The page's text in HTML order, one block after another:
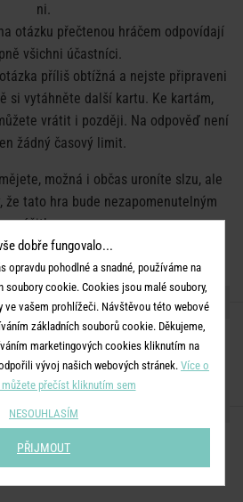
ni.
otázku přečtenou hráčem odpovídají
všichni účastníci.
příliš obtížná a nejste připraveni
si vytáhněte další kartu. Ke kartám,
vrátit i později. Na odpověď není
žádný časový limit.
možná i občas uroníte slzu, ale
že tato hra bude nezapomenutelným
zážitkem.
obsahuje 80 karet
PRODUKTU
angličtina
S PŘÁTELI
dobře fungovalo...
opravdu pohodlné a snadné, používáme na
soubory cookie. Cookies jsou malé soubory,
ve vašem prohlížeči. Návštěvou této webové
základních souborů cookie. Děkujeme,
marketingových cookies kliknutím na
vývoj našich webových stránek. Více o
přečíst kliknutím sem
NESOUHLASÍM
PŘIJMOUT